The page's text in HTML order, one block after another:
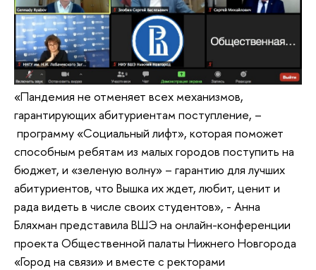
«Пандемия не отменяет всех механизмов,
гарантирующих абитуриентам поступление, –
программу «Социальный лифт», которая поможет
способным ребятам из малых городов поступить на
бюджет, и «зеленую волну» – гарантию для лучших
абитуриентов, что Вышка их ждет, любит, ценит и
рада видеть в числе своих студентов», - Анна
Бляхман представила ВШЭ на онлайн-конференции
проекта Общественной палаты Нижнего Новгорода
«Город на связи» и вместе с ректорами